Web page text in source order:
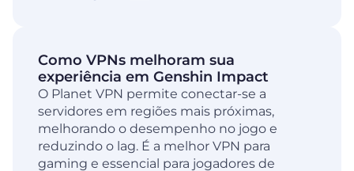
Como VPNs melhoram sua
experiência em Genshin Impact
O Planet VPN permite conectar-se a
servidores em regiões mais próximas,
melhorando o desempenho no jogo e
reduzindo o lag. É a melhor VPN para
gaming e essencial para jogadores de